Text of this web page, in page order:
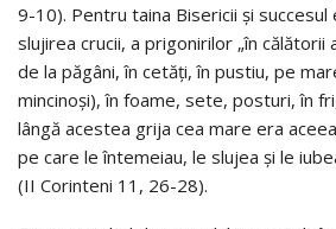
9-10). Pentru taina Bisericii și succesul
slujirea crucii, a prigonirilor „în călătorii
de la păgâni, în cetăți, în pustiu, pe
mincinoși), în foame, sete, posturi, în
lângă acestea grija cea mare era
pe care le întemeiau, le slujea și le
(II Corinteni 11, 26-28).